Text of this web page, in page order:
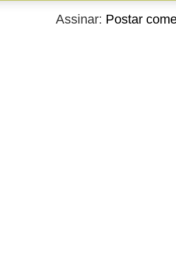
Assinar: Postar